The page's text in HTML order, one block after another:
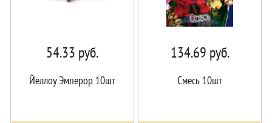
54.33 руб.
Йеллоу Эмперор 10шт
134.69 руб.
Смесь 10шт